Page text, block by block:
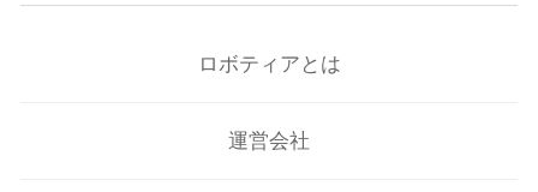
ロボティアとは
運営会社